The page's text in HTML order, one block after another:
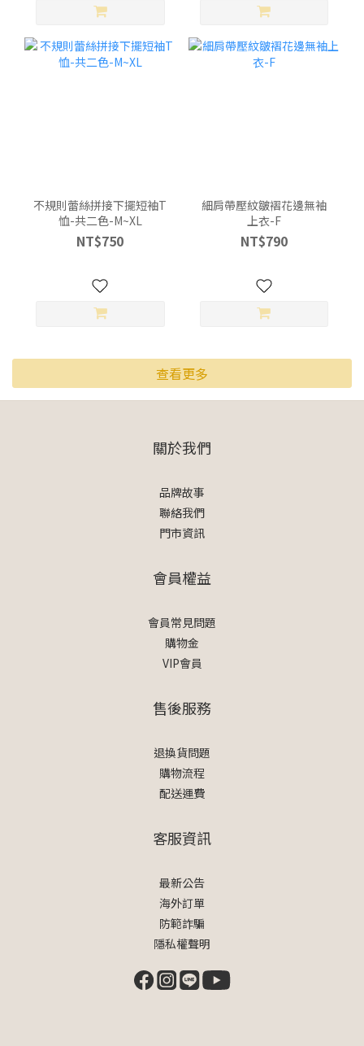
不規則蕾絲拼接下擺短袖T
恤-共二色-M~XL
NT$750
細肩帶壓紋皺褶花邊無袖
上衣-F
NT$790
查看更多
關於我們
品牌故事
聯絡我們
門市資訊
會員權益
會員常見問題
購物金
VIP會員
售後服務
退換貨問題
購物流程
配送運費
客服資訊
最新公告
海外訂單
防範詐騙
隱私權聲明